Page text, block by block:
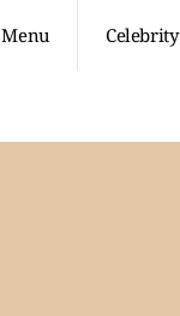
Menu Celebrity